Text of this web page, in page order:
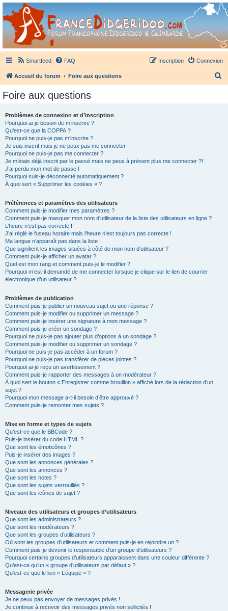
France Didgeridoo
Didgeridoo et Guimbarde sur France Didgeridoo - retrouvez la communauté.
Smartfeed FAQ Connexion
Inscription
Accueil du forum Foire aux questions
Foire aux questions
Problèmes de connexion et d’inscription
Pourquoi ai-je besoin de m’inscrire ?
Qu’est-ce que la COPPA ?
Pourquoi ne puis-je pas m’inscrire ?
Je suis inscrit mais je ne peux pas me connecter !
Pourquoi ne puis-je pas me connecter ?
Je m’étais déjà inscrit par le passé mais ne peux à présent plus me connecter ?!
J’ai perdu mon mot de passe !
Pourquoi suis-je déconnecté automatiquement ?
À quoi sert « Supprimer les cookies » ?
Préférences et paramètres des utilisateurs
Comment puis-je modifier mes paramètres ?
Comment puis-je masquer mon nom d’utilisateur de la liste des utilisateurs en ligne ?
L’heure n’est pas correcte !
J’ai réglé le fuseau horaire mais l’heure n’est toujours pas correcte !
Ma langue n’apparaît pas dans la liste !
Que signifient les images situées à côté de mon nom d’utilisateur ?
Comment puis-je afficher un avatar ?
Quel est mon rang et comment puis-je le modifier ?
Pourquoi m’est-il demandé de me connecter lorsque je clique sur le lien de courrier
électronique d’un utilisateur ?
Problèmes de publication
Comment puis-je publier un nouveau sujet ou une réponse ?
Comment puis-je modifier ou supprimer un message ?
Comment puis-je insérer une signature à mon message ?
Comment puis-je créer un sondage ?
Pourquoi ne puis-je pas ajouter plus d’options à un sondage ?
Comment puis-je modifier ou supprimer un sondage ?
Pourquoi ne puis-je pas accéder à un forum ?
Pourquoi ne puis-je pas transférer de pièces jointes ?
Pourquoi ai-je reçu un avertissement ?
Comment puis-je rapporter des messages à un modérateur ?
À quoi sert le bouton « Enregistrer comme brouillon » affiché lors de la rédaction d’un
sujet ?
Pourquoi mon message a-t-il besoin d’être approuvé ?
Comment puis-je remonter mes sujets ?
Mise en forme et types de sujets
Qu’est-ce que le BBCode ?
Puis-je insérer du code HTML ?
Que sont les émoticônes ?
Puis-je insérer des images ?
Que sont les annonces générales ?
Que sont les annonces ?
Que sont les notes ?
Que sont les sujets verrouillés ?
Que sont les icônes de sujet ?
Niveaux des utilisateurs et groupes d’utilisateurs
Que sont les administrateurs ?
Que sont les modérateurs ?
Que sont les groupes d’utilisateurs ?
Où sont les groupes d’utilisateurs et comment puis-je en rejoindre un ?
Comment puis-je devenir le responsable d’un groupe d’utilisateurs ?
Pourquoi certains groupes d’utilisateurs apparaissent dans une couleur différente ?
Qu’est-ce qu’un « groupe d’utilisateurs par défaut » ?
Qu’est-ce que le lien « L’équipe » ?
Messagerie privée
Je ne peux pas envoyer de messages privés !
Je continue à recevoir des messages privés non sollicités !